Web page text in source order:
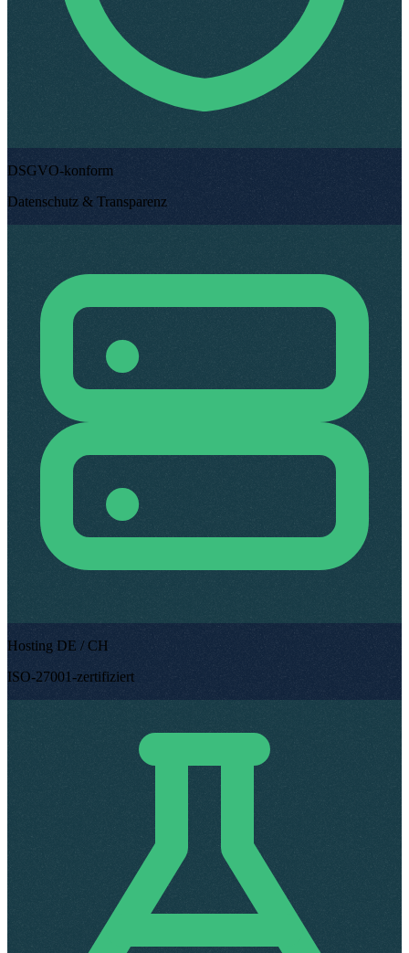
DSGVO-konform
Datenschutz & Transparenz
Hosting DE / CH
ISO-27001-zertifiziert